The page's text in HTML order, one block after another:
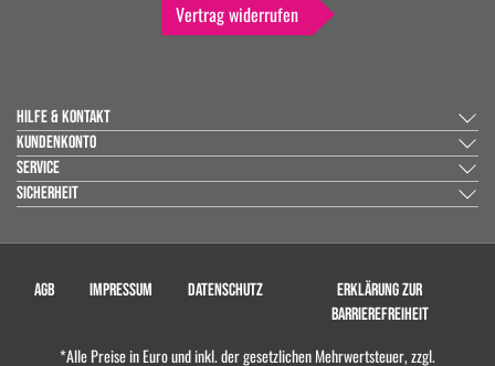
Vertrag widerrufen
HILFE & KONTAKT
KUNDENKONTO
SERVICE
SICHERHEIT
AGB IMPRESSUM DATENSCHUTZ
ERKLÄRUNG ZUR
BARRIEREFREIHEIT
*Alle Preise in Euro und inkl. der gesetzlichen Mehrwertsteuer, zzgl.